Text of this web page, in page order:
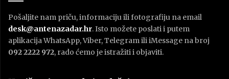
Pošaljite nam priču, informaciju ili fotografiju na email
desk@antenazadar.hr. Isto možete poslati i putem
aplikacija WhatsApp, Viber, Telegram ili iMessage na broj
092 2222 972, rado ćemo je istražiti i objaviti.